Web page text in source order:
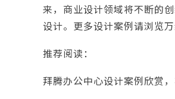
来，商业设计领域将不断的
设计。更多设计案例请浏览万
推荐阅读：
拜腾办公中心设计案例欣赏